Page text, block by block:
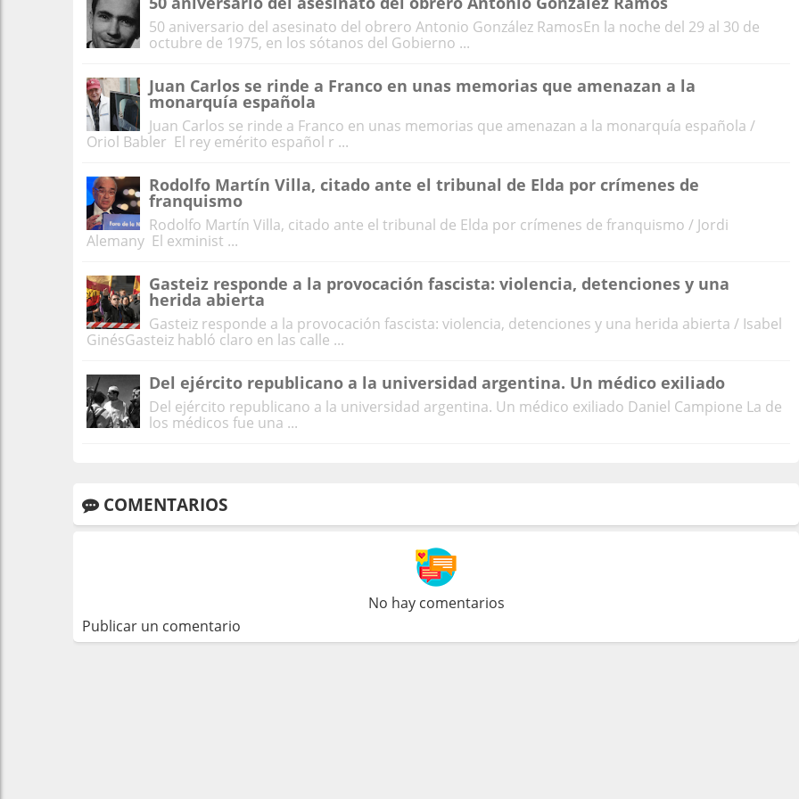
50 aniversario del asesinato del obrero Antonio González RamosEn la noche del 29 al 30 de
octubre de 1975, en los sótanos del Gobierno ...
Juan Carlos se rinde a Franco en unas memorias que amenazan a la
monarquía española
Juan Carlos se rinde a Franco en unas memorias que amenazan a la monarquía española /
Oriol Babler El rey emérito español r ...
Rodolfo Martín Villa, citado ante el tribunal de Elda por crímenes de
franquismo
Rodolfo Martín Villa, citado ante el tribunal de Elda por crímenes de franquismo / Jordi
Alemany El exminist ...
Gasteiz responde a la provocación fascista: violencia, detenciones y una
herida abierta
Gasteiz responde a la provocación fascista: violencia, detenciones y una herida abierta / Isabel
GinésGasteiz habló claro en las calle ...
Del ejército republicano a la universidad argentina. Un médico exiliado
Del ejército republicano a la universidad argentina. Un médico exiliado Daniel Campione La de
los médicos fue una ...
COMENTARIOS
No hay comentarios
Publicar un comentario